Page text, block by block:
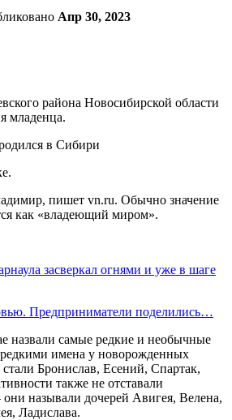
Апр 30, 2023
района Новосибирской области
младенца.
пишет vn.ru. Обычно значение
как «владеющий миром».
засверкал огнями и уже в шаге
Предприниматели поделились…
назвали самые редкие и необычные
имена у новорожденных
Бронислав, Есений, Спартак,
также не отставали
называли дочерей Авигея, Велена,
Ладислава.